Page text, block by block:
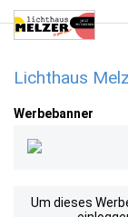
Lichthaus
Werbebanner
Um dieses